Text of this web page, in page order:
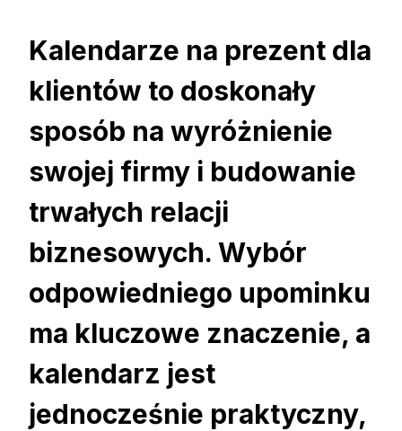
Kalendarze na prezent dla
klientów to doskonały
sposób na wyróżnienie
swojej firmy i budowanie
trwałych relacji
biznesowych. Wybór
odpowiedniego upominku
ma kluczowe znaczenie, a
kalendarz jest
jednocześnie praktyczny,